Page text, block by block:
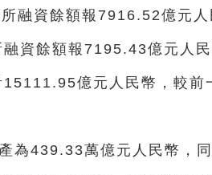
融資餘額報7916.52億元人
資餘額報7195.43億元人
億元人民幣，較前
為439.33萬億元人民幣，